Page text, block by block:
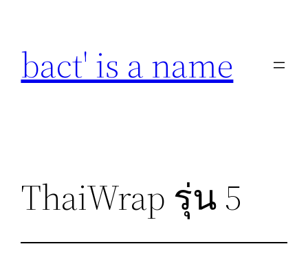
content
bact' is a name
ThaiWrap รุ่น 5